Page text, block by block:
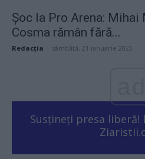
Șoc la Pro Arena:
Cosma rămân fără...
Redacţia sâmbătă, 21 ianuarie 2023
Susțineți presa